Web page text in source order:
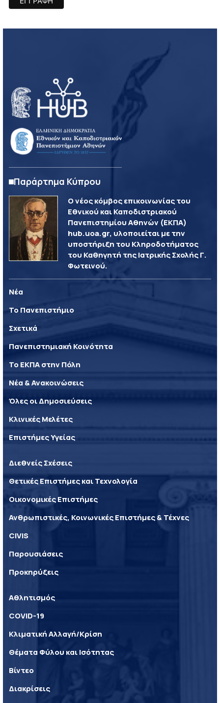
Παράρτημα Κύπρου
Ο νέος κόμβος επικοινωνίας του
Εθνικού και Καποδιστριακού
Πανεπιστημίου Αθηνών (ΕΚΠΑ)
hub.uoa.gr, υλοποιείται με την
υποστήριξη του Κληροδοτήματος
του Καθηγητή της Ιατρικής Σχολής Γ.
Φωτεινού.
Νέα
Το Πανεπιστήμιο
Σχετικά
Πανεπιστημιακή Κοινότητα
Το ΕΚΠΑ στην Πόλη
Νέα & Ανακοινώσεις
Όλες οι Δημοσιεύσεις
Κλινικές Μελέτες
Επιστήμες Υγείας
Διεθνείς Σχέσεις
Θετικές Επιστήμες και Τεχνολογία
Οικονομικές Επιστήμες
Ανθρωπιστικές, Κοινωνικές Επιστήμες & Τέχνες
CIVIS
Παρουσιάσεις
Προκηρύξεις
Αθλητισμός
COVID-19
Κλιματική Αλλαγή/Κρίση
Θέματα Φύλου και Ισότητας
Βίντεο
Διακρίσεις